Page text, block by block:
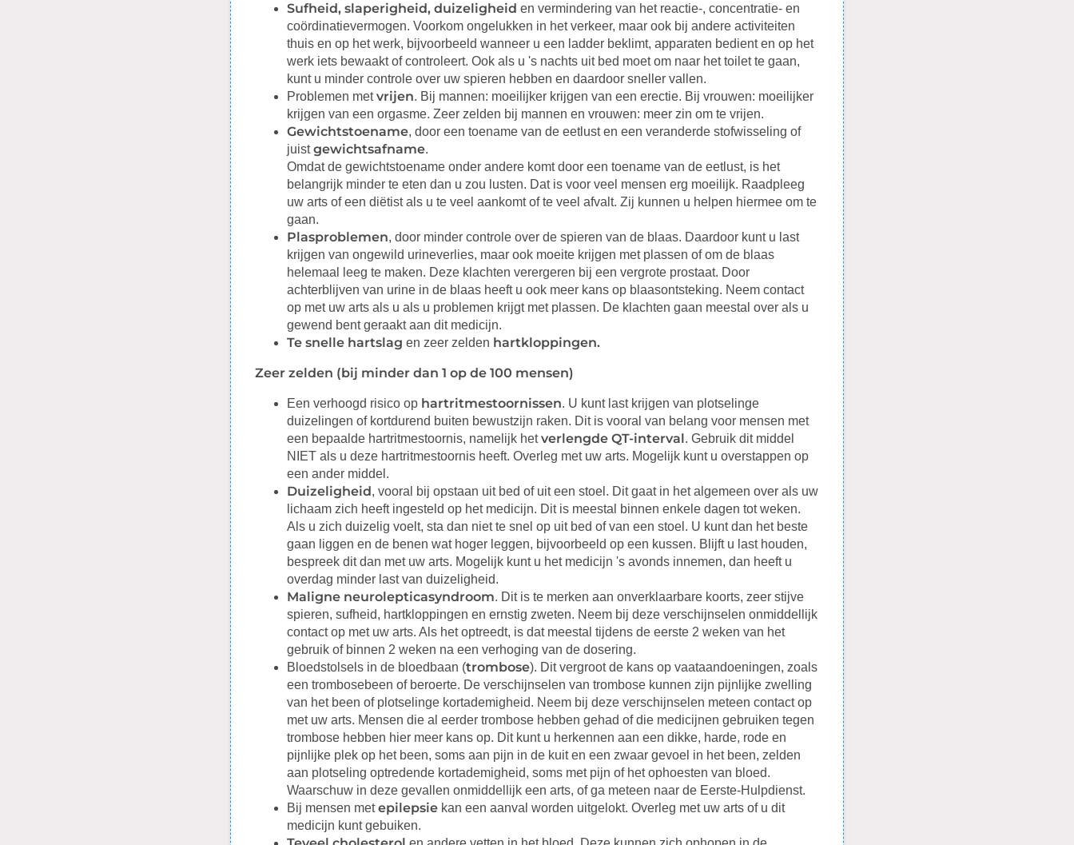
Sufheid, slaperigheid, duizeligheid en vermindering van het reactie-, concentratie- en
coördinatievermogen. Voorkom ongelukken in het verkeer, maar ook bij andere activiteiten
thuis en op het werk, bijvoorbeeld wanneer u een ladder beklimt, apparaten bedient en op het
werk iets bewaakt of controleert. Ook als u 's nachts uit bed moet om naar het toilet te gaan,
kunt u minder controle over uw spieren hebben en daardoor sneller vallen.
Problemen metvrijen. Bij mannen: moeilijker krijgen van een erectie. Bij vrouwen: moeilijker
krijgen van een orgasme. Zeer zelden bij mannen en vrouwen: meer zin om te vrijen.
Gewichtstoename, door een toename van de eetlust en een veranderde stofwisseling of
juistgewichtsafname.
Omdat de gewichtstoename onder andere komt door een toename van de eetlust, is het
belangrijk minder te eten dan u zou lusten. Dat is voor veel mensen erg moeilijk. Raadpleeg
uw arts of een diëtist als u te veel aankomt of te veel afvalt. Zij kunnen u helpen hiermee om te
gaan.
Plasproblemen, door minder controle over de spieren van de blaas. Daardoor kunt u last
krijgen van ongewild urineverlies, maar ook moeite krijgen met plassen of om de blaas
helemaal leeg te maken. Deze klachten verergeren bij een vergrote prostaat. Door
achterblijven van urine in de blaas heeft u ook meer kans op blaasontsteking. Neem contact
op met uw arts als u als u problemen krijgt met plassen. De klachten gaan meestal over als u
gewend bent geraakt aan dit medicijn.
Te snelle hartslag en zeer zelden hartkloppingen.
Zeer zelden (bij minder dan 1 op de 100 mensen)
Een verhoogd risico op hartritmestoornissen. U kunt last krijgen van plotselinge
duizelingen of kortdurend buiten bewustzijn raken. Dit is vooral van belang voor mensen met
een bepaalde hartritmestoornis, namelijk hetverlengde QT-interval. Gebruik dit middel
NIET als u deze hartritmestoornis heeft. Overleg met uw arts. Mogelijk kunt u overstappen op
een ander middel.
Duizeligheid, vooral bij opstaan uit bed of uit een stoel. Dit gaat in het algemeen over als uw
lichaam zich heeft ingesteld op het medicijn. Dit is meestal binnen enkele dagen tot weken.
Als u zich duizelig voelt, sta dan niet te snel op uit bed of van een stoel. U kunt dan het beste
gaan liggen en de benen wat hoger leggen, bijvoorbeeld op een kussen. Blijft u last houden,
bespreek dit dan met uw arts. Mogelijk kunt u het medicijn 's avonds innemen, dan heeft u
overdag minder last van duizeligheid.
Maligne neurolepticasyndroom. Dit is te merken aan onverklaarbare koorts, zeer stijve
spieren, sufheid, hartkloppingen en ernstig zweten. Neem bij deze verschijnselen onmiddellijk
contact op met uw arts. Als het optreedt, is dat meestal tijdens de eerste 2 weken van het
gebruik of binnen 2 weken na een verhoging van de dosering.
Bloedstolsels in de bloedbaan (trombose). Dit vergroot de kans op vaataandoeningen, zoals
een trombosebeen of beroerte. De verschijnselen van trombose kunnen zijn pijnlijke zwelling
van het been of plotselinge kortademigheid. Neem bij deze verschijnselen meteen contact op
met uw arts. Mensen die al eerder trombose hebben gehad of die medicijnen gebruiken tegen
trombose hebben hier meer kans op. Dit kunt u herkennen aan een dikke, harde, rode en
pijnlijke plek op het been, soms aan pijn in de kuit en een zwaar gevoel in het been, zelden
aan plotseling optredende kortademigheid, soms met pijn of het ophoesten van bloed.
Waarschuw in deze gevallen onmiddellijk een arts, of ga meteen naar de Eerste-Hulpdienst.
Bij mensen metepilepsie kan een aanval worden uitgelokt. Overleg met uw arts of u dit
medicijn kunt gebuiken.